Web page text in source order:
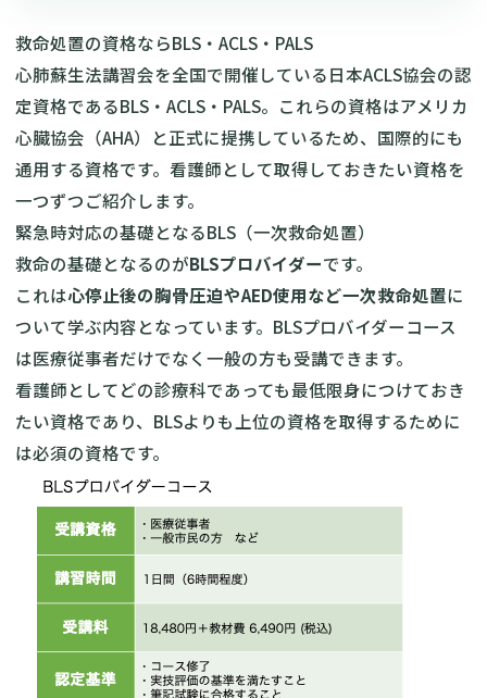
救命処置の資格ならBLS・ACLS・PALS
心肺蘇生法講習会を全国で開催している日本ACLS協会の認
定資格であるBLS・ACLS・PALS。これらの資格はアメリカ
心臓協会（AHA）と正式に提携しているため、国際的にも
通用する資格です。看護師として取得しておきたい資格を
一つずつご紹介します。
緊急時対応の基礎となるBLS（一次救命処置）
救命の基礎となるのがBLSプロバイダーです。
これは心停止後の胸骨圧迫やAED使用など一次救命処置に
ついて学ぶ内容となっています。BLSプロバイダーコース
は医療従事者だけでなく一般の方も受講できます。
看護師としてどの診療科であっても最低限身につけておき
たい資格であり、BLSよりも上位の資格を取得するために
は必須の資格です。